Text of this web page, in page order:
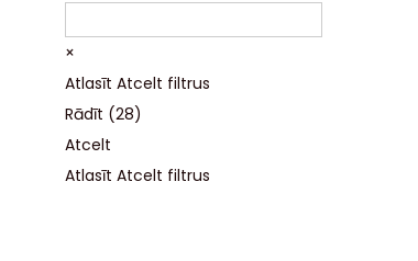
×
Atlasīt Atcelt filtrus
Rādīt (28)
Atcelt
Atlasīt Atcelt filtrus